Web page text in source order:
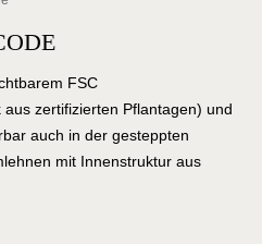
FSC
zertifizierten Pflantagen) und
auch in der gesteppten
mit Innenstruktur aus